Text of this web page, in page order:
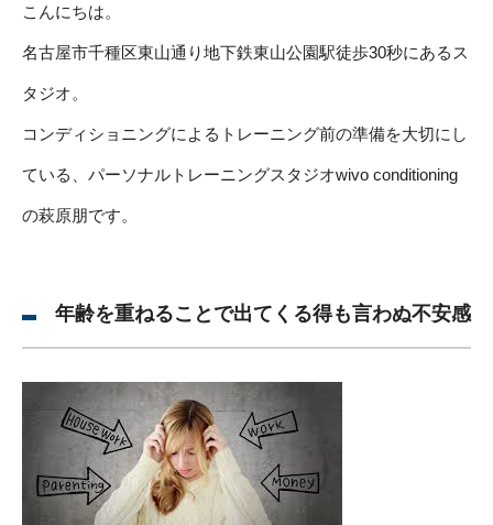
こんにちは。
名古屋市千種区東山通り地下鉄東山公園駅徒歩30秒にあるス
タジオ。
コンディショニングによるトレーニング前の準備を大切にし
ている、パーソナルトレーニングスタジオwivo conditioning
の萩原朋です。
年齢を重ねることで出てくる得も言わぬ不安感